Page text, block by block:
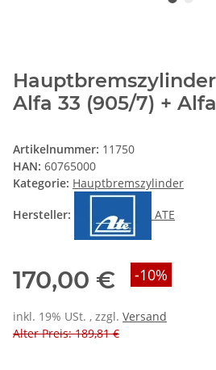
Hauptbremszylinder
Alfa 33 (905/7) +
Artikelnummer: 11750
HAN: 60765000
Kategorie: Hauptbremszylinder
Hersteller: ATE
170,00 € -10%
inkl. 19% USt. , zzgl. Versand
Alter Preis: 189,81 €